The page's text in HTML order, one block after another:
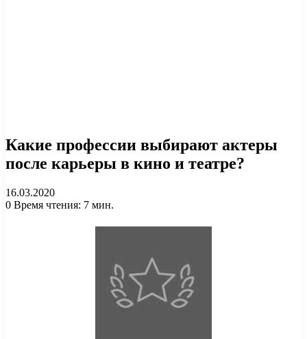
Какие профессии выбирают актеры
после карьеры в кино и театре?
16.03.2020
0 Время чтения: 7 мин.